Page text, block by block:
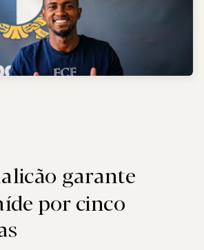
garante
por cinco